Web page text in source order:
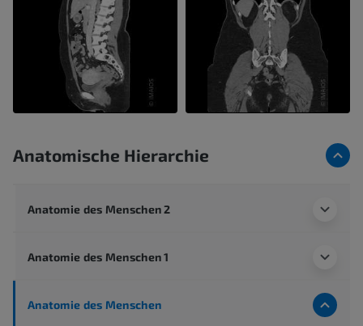
Anatomische Hierarchie
Anatomie des Menschen 2
Anatomie des Menschen 1
Anatomie des Menschen